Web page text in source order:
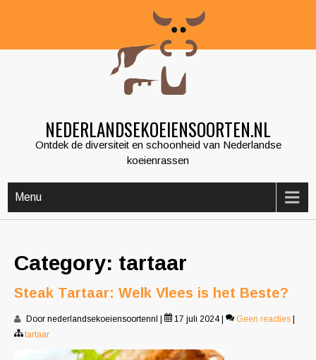
NEDERLANDSEKOEIENSOORTEN.NL
Ontdek de diversiteit en schoonheid van Nederlandse
koeienrassen
Menu
Category: tartaar
Steak Tartaar: Welk Vlees is het Beste?
Door nederlandsekoeiensoortennl 17 juli 2024 Geen reacties
tartaar